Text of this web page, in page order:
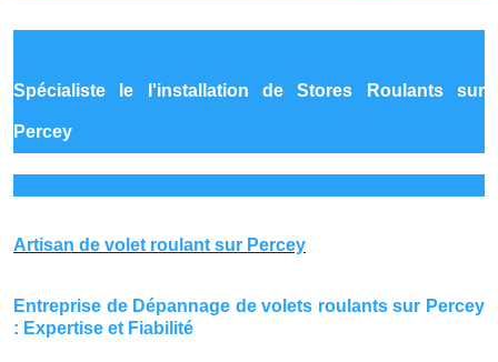
Spécialiste le l'installation de Stores Roulants sur
Percey
Artisan de volet roulant sur Percey
Entreprise de Dépannage de volets roulants sur Percey
: Expertise et Fiabilité